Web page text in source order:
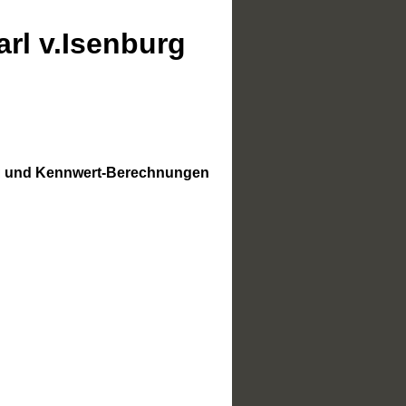
v.Isenburg
und Kennwert-Berechnungen